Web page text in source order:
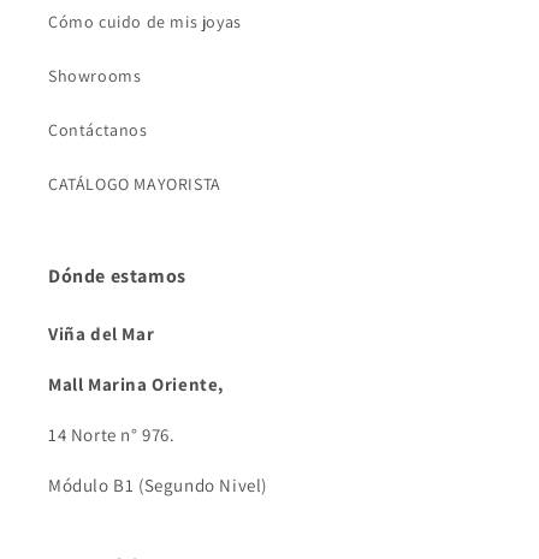
Cómo cuido de mis joyas
Showrooms
Contáctanos
CATÁLOGO MAYORISTA
Dónde estamos
Viña del Mar
Mall Marina Oriente,
14 Norte n° 976.
Módulo B1 (Segundo Nivel)